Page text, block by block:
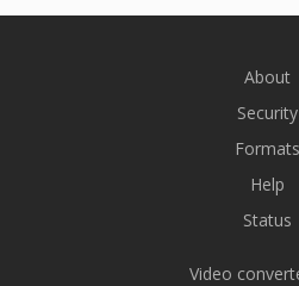
About
Security
Formats
Help
Status
Video